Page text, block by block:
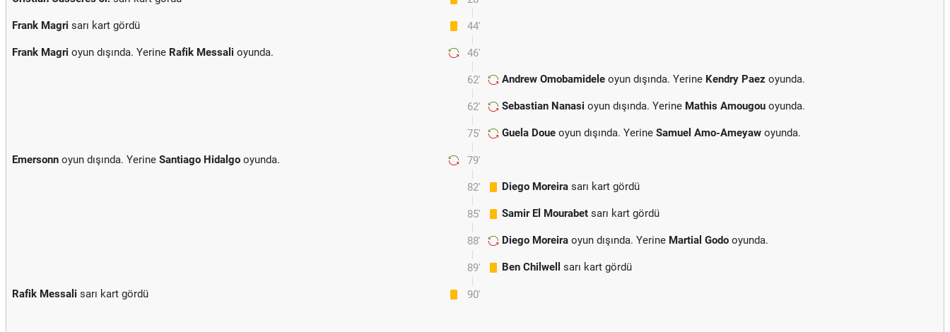
44'
Frank Magri sarı kart gördü
46'
Frank Magri oyun dışında. Yerine Rafik Messali oyunda.
62' Andrew Omobamidele oyun dışında. Yerine Kendry Paez oyunda.
62' Sebastian Nanasi oyun dışında. Yerine Mathis Amougou oyunda.
75' Guela Doue oyun dışında. Yerine Samuel Amo-Ameyaw oyunda.
79'
Emersonn oyun dışında. Yerine Santiago Hidalgo oyunda.
82' Diego Moreira sarı kart gördü
85' Samir El Mourabet sarı kart gördü
88' Diego Moreira oyun dışında. Yerine Martial Godo oyunda.
89' Ben Chilwell sarı kart gördü
90'
Rafik Messali sarı kart gördü